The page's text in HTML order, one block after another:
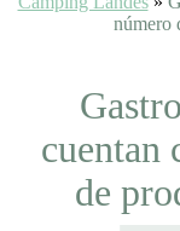
número
cuentan
de